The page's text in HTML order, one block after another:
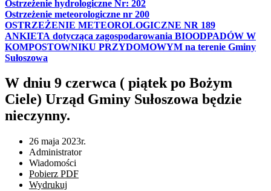
Ostrzeżenie hydrologiczne Nr: 202
Ostrzeżenie meteorologiczne nr 200
OSTRZEŻENIE METEOROLOGICZNE NR 189
ANKIETA dotycząca zagospodarowania BIOODPADÓW W
KOMPOSTOWNIKU PRZYDOMOWYM na terenie Gminy
Sułoszowa
W dniu 9 czerwca ( piątek po Bożym
Ciele) Urząd Gminy Sułoszowa będzie
nieczynny.
26 maja 2023r.
Administrator
Wiadomości
Pobierz PDF
Wydrukuj